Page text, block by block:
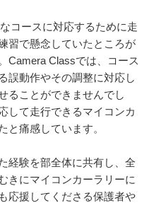
コースに対応するために走
習で懸念していたところが
Camera Classでは、コース
誤動作やその調整に対応し
ることができませんでし
して走行できるマイコンカ
と痛感しています。
経験を部全体に共有し、全
きにマイコンカーラリーに
応援してくださる保護者や